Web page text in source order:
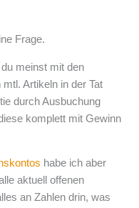
Frage.
meinst mit den
Artikeln in der Tat
durch Ausbuchung
komplett mit Gewinn
habe ich aber
aktuell offenen
an Zahlen drin, was